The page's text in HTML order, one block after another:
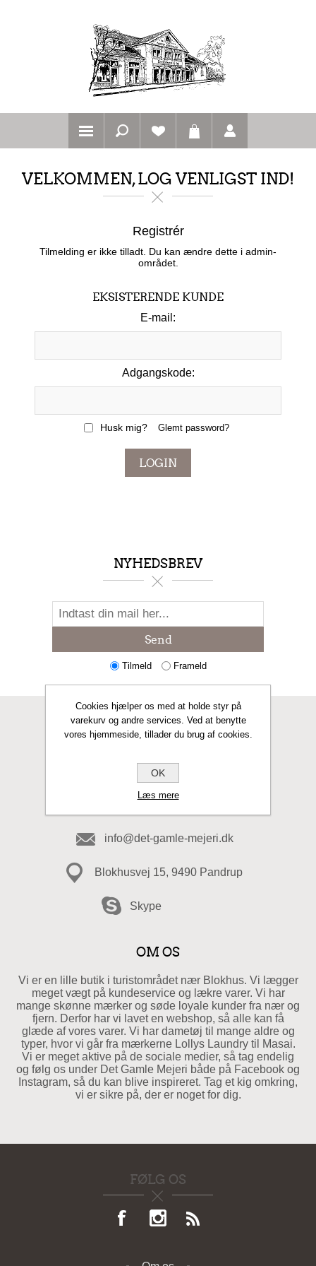
VELKOMMEN, LOG VENLIGST IND!
Registrér
Tilmelding er ikke tilladt. Du kan ændre dette i admin-
området.
EKSISTERENDE KUNDE
E-mail:
Adgangskode:
Husk mig? Glemt password?
LOGIN
NYHEDSBREV
Send
Tilmeld Frameld
KONTAKT OS
info@det-gamle-mejeri.dk
Blokhusvej 15, 9490 Pandrup
Skype
OM OS
Vi er en lille butik i turistområdet nær Blokhus. Vi lægger
meget vægt på kundeservice og lækre varer. Vi har
mange skønne mærker og søde loyale kunder fra nær og
fjern. Derfor har vi lavet en webshop, så alle kan få
glæde af vores varer. Vi har dametøj til mange aldre og
typer, hvor vi går fra mærkerne Lollys Laundry til Masai.
Vi er meget aktive på de sociale medier, så tag endelig
og følg os under Det Gamle Mejeri både på Facebook og
Instagram, så du kan blive inspireret. Tag et kig omkring,
vi er sikre på, der er noget for dig.
FØLG OS
Cookies hjælper os med at holde styr på
varekurv og andre services. Ved at benytte
vores hjemmeside, tillader du brug af cookies.
OK
Læs mere